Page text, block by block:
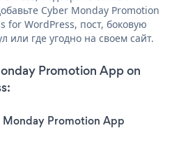
Cyber Monday Promotion
for WordPress, пост, боковую
или где угодно на своем сайт.
Promotion App on
Promotion App